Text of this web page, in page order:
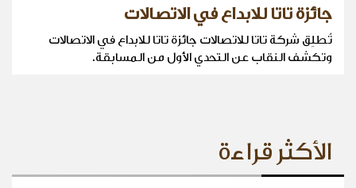
جائزة تاتا للابداع في الاتصالات
تُطلِق شركة تاتا للاتصالات جائزة تاتا للابداع في الاتصالات
وتكشف النقاب عن التحدي الأول من المسابقة.
الأكثر قراءة